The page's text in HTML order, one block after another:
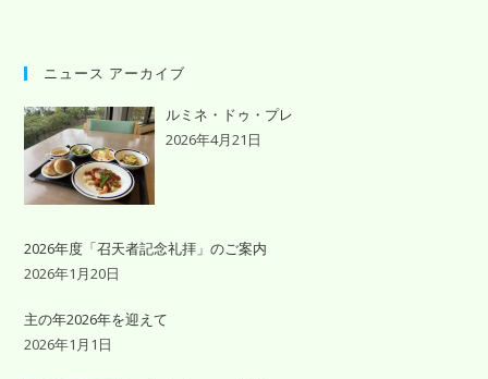
ニュース アーカイブ
ルミネ・ドゥ・プレ
2026年4月21日
2026年度「召天者記念礼拝」のご案内
2026年1月20日
主の年2026年を迎えて
2026年1月1日